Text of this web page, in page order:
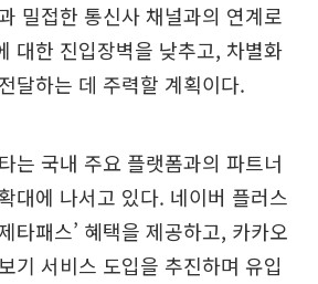
밀접한 통신사 채널과의 연계로
대한 진입장벽을 낮추고, 차별화
달하는 데 주력할 계획이다.
는 국내 주요 플랫폼과의 파트너
대에 나서고 있다. 네이버 플러스
타패스’ 혜택을 제공하고, 카카오
기 서비스 도입을 추진하며 유입